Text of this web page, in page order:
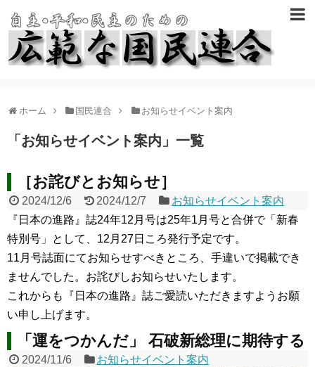
ホーム 国民連合 お知らせイベント案内
「 お知らせイベント案内 」 一覧
［お詫びとお知らせ］
2024/12/6 2024/12/7
お知らせイベント案内
『日本の進路』誌24年12月号は25年1月号と合併で「新春
特別号」として、12月27日ころ発行予定です。
11月号誌面にてお知らせすべきところ、手違いで掲載でき
ませんでした。お詫びしお知らせいたします。
これからも『日本の進路』誌ご愛読いただきますようお願
い申し上げます。
「運をつかんだ」 石破新総理に期待する
2024/11/6 お知らせイベント案内